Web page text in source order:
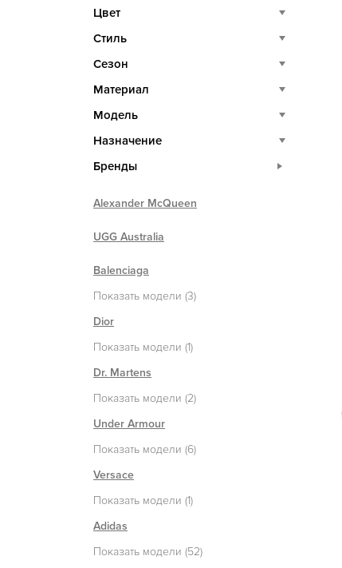
Цвет
Стиль
Сезон
Материал
Модель
Назначение
Бренды
Alexander McQueen
UGG Australia
Balenciaga
Показать модели (3)
Dior
Показать модели (1)
Dr. Martens
Показать модели (2)
Under Armour
Показать модели (6)
Versace
Показать модели (1)
Adidas
Показать модели (52)